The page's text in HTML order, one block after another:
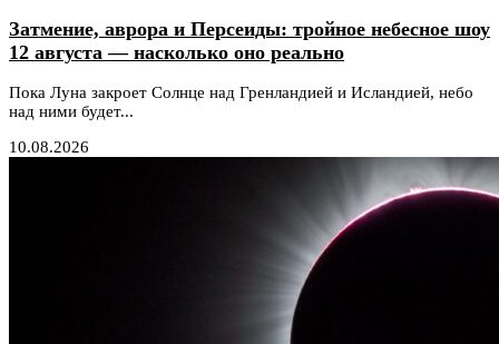
Затмение, аврора и Персеиды: тройное небесное шоу
12 августа — насколько оно реально
Пока Луна закроет Солнце над Гренландией и Исландией, небо
над ними будет...
10.08.2026